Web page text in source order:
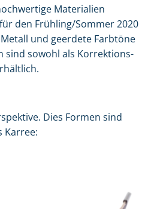
Materialien
den Frühling/Sommer 2020
und geerdete Farbtöne
sind sowohl als Korrektions-
Dies Formen sind
Karree: